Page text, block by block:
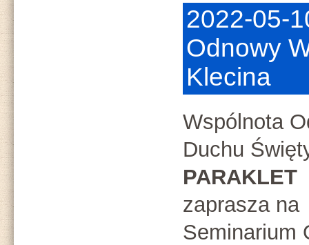
2022-05-
Odnowy
Klecina
Wspólnota
Duchu
PARAKLET
zaprasza na
Seminarium